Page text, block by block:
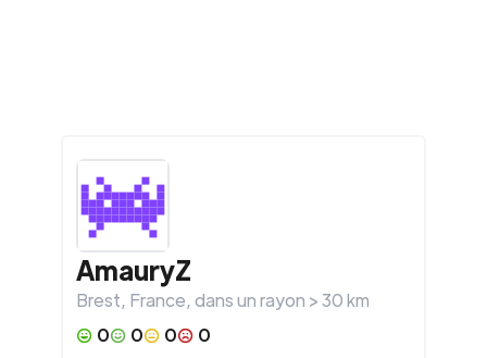
AmauryZ
Brest, France, dans un rayon >30km
0
0 0
0